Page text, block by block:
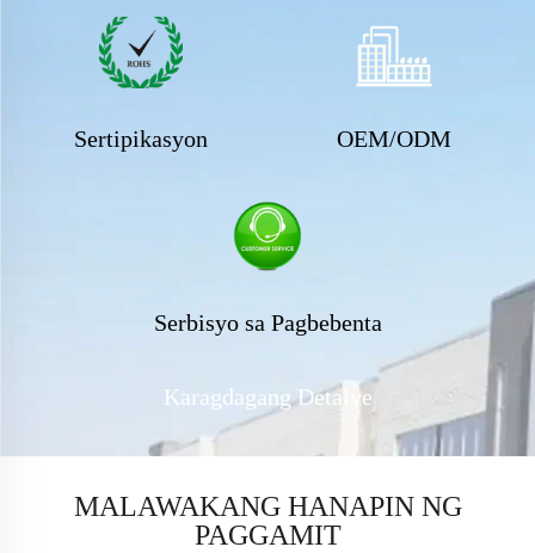
Sertipikasyon OEM/ODM
Serbisyo sa Pagbebenta
Karagdagang Detalye
MALAWAKANG HANAPIN NG
PAGGAMIT